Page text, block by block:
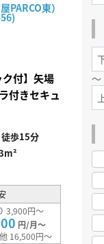
PARCO東）
ク付】矢場
付きセキュ
歩15分
3,900円～
円/月～
16,500円～
～